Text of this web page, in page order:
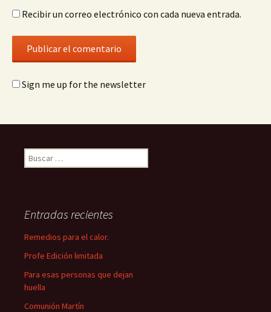
Recibir un correo electrónico con cada nueva entrada.
Sign me up for the newsletter
Buscar:
Entradas recientes
Remedios para el calor.
Profe Edición limitada
Para esas personas que dejan
huella
Comunión Martín